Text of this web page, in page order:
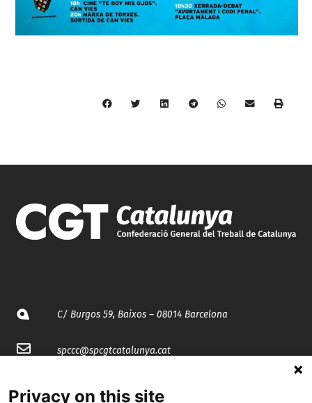
C/ Burgos 59, Baixos – 08014 Barcelona
spccc@spcgtcatalunya.cat
Privacy on this site